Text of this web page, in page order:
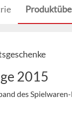
2015
des